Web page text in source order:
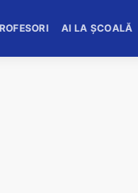
AI LA ȘCOALĂ